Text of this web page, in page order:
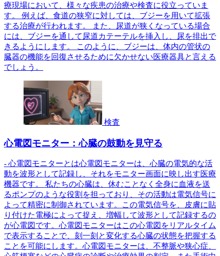
療現場において、様々な疾患の治療や検査に役立っていま
す。 例えば、食道の狭窄に対しては、ブジーを用いて拡張
する治療が行われます。 また、尿道が狭くなっている場合
には、ブジーを通して尿道カテーテルを挿入し、尿を排出で
きるようにします。 このように、ブジーは、体内の管状の
臓器の機能を回復させるために欠かせない医療器具と言える
でしょう。
検査
心電図モニター：心臓の鼓動を見守る
- 心電図モニターとは心電図モニターは、心臓の電気的な活
動を波形として記録し、それをモニター画面に映し出す医療
機器です。 私たちの心臓は、休むことなく全身に血液を送
るポンプのような役割を担っており、その活動は電気信号に
よって精密に制御されています。この電気信号を、皮膚に貼
り付けた電極によって捉え、増幅して波形として記録するの
が心電図です。心電図モニターはこの心電図をリアルタイム
で表示することで、刻一刻と変化する心臓の状態を把握する
ことを可能にします。心電図モニターは、不整脈や狭心症、